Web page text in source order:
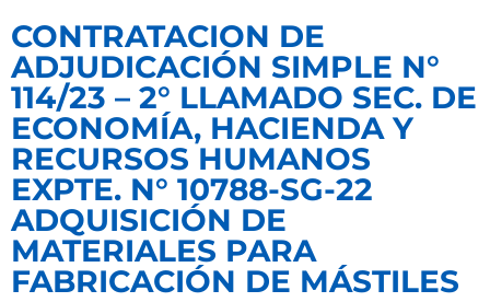
CONTRATACION DE
ADJUDICACIÓN SIMPLE N°
114/23 – 2° LLAMADO SEC. DE
ECONOMÍA, HACIENDA Y
RECURSOS HUMANOS
EXPTE. N° 10788-SG-22
ADQUISICIÓN DE
MATERIALES PARA
FABRICACIÓN DE MÁSTILES